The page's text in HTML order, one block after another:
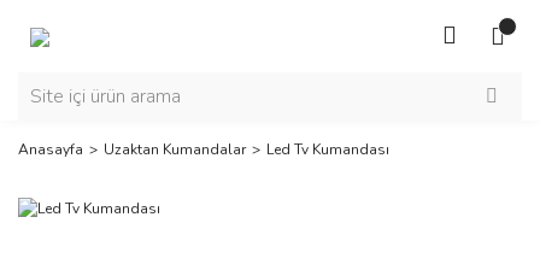
Anasayfa Uzaktan Kumandalar Led Tv Kumandası